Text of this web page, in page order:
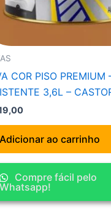
COR PISO PREMIUM
3,6L –
Adicionar ao carrinho
Compre fácil pelo
Whatsapp!